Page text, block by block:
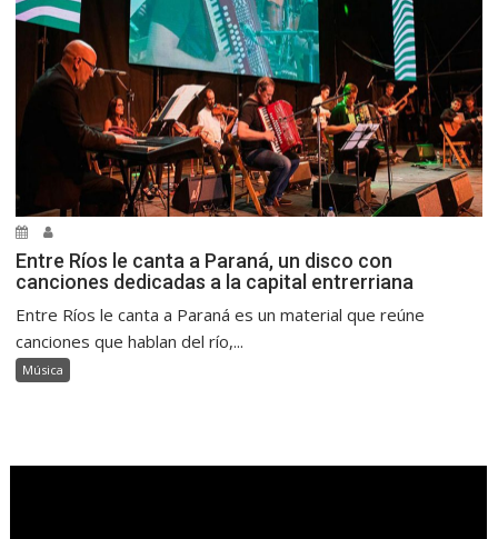
Entre Ríos le canta a Paraná, un disco con
canciones dedicadas a la capital entrerriana
Entre Ríos le canta a Paraná es un material que reúne
canciones que hablan del río,...
Música